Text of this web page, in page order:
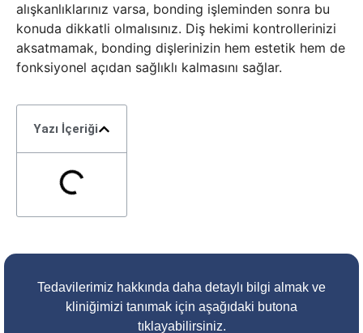
alışkanlıklarınız varsa, bonding işleminden sonra bu
konuda dikkatli olmalısınız. Diş hekimi kontrollerinizi
aksatmamak, bonding dişlerinizin hem estetik hem de
fonksiyonel açıdan sağlıklı kalmasını sağlar.
Yazı İçeriği
Tedavilerimiz hakkında daha detaylı bilgi almak ve
kliniğimizi tanımak için aşağıdaki butona
tıklayabilirsiniz.